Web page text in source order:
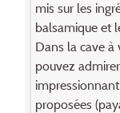
mis sur les
balsamique et
Dans la cave à
pouvez
proposées